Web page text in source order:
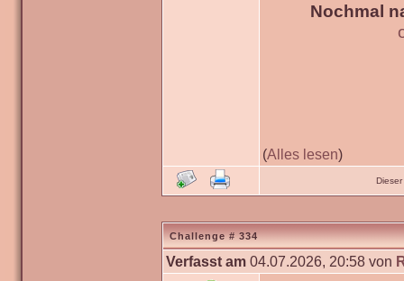
Nochmal
(Alles lesen)
Challenge # 334
Verfasst am 04.07.2026, 20:58 von